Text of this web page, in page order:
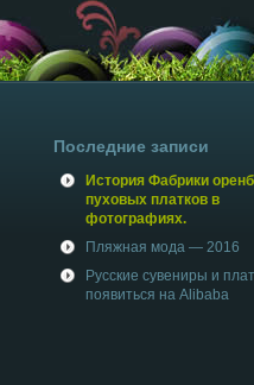
Последние записи
История Фабрики
пуховых платков в
фотографиях.
Пляжная мода — 2016
Русские сувениры и
появиться на Alibaba